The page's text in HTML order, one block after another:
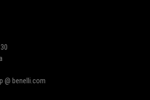
@ benelli.com